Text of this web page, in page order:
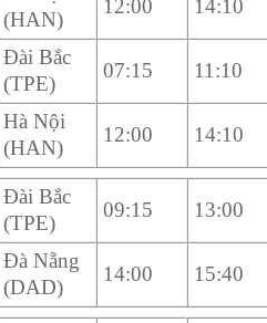
(HAN)
12:00 14:10
Đài Bắc
(TPE)
07:15 11:10
Hà Nội
(HAN)
12:00 14:10
Đài Bắc
(TPE)
09:15 13:00
Đà Nẵng
(DAD)
14:00 15:40